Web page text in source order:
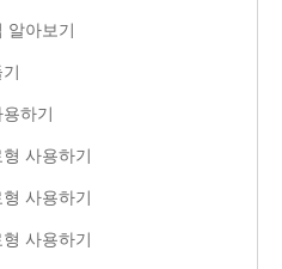
알아보기
하기
사용하기
사용하기
사용하기